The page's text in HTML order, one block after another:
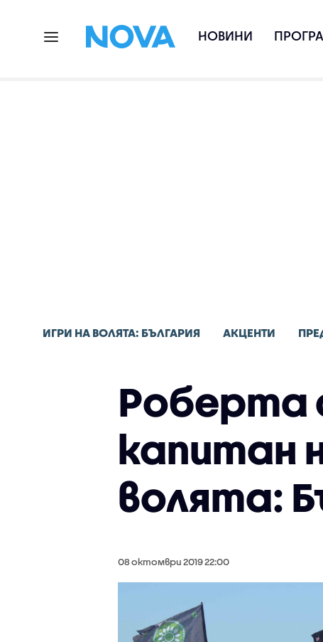
НОВИНИ
ИГРИ НА ВОЛЯТА: БЪЛГАРИЯ АКЦЕНТИ
Роберта
капитан
волята:
08 октомври 2019 22:00